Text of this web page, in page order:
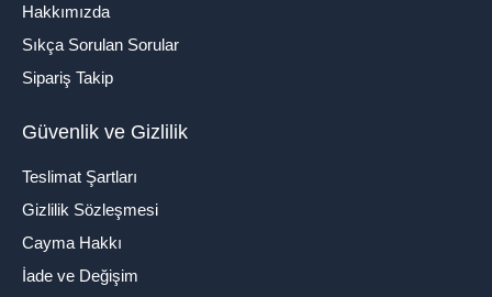
Hakkımızda
Sıkça Sorulan Sorular
Sipariş Takip
Güvenlik ve Gizlilik
Teslimat Şartları
Gizlilik Sözleşmesi
Cayma Hakkı
İade ve Değişim